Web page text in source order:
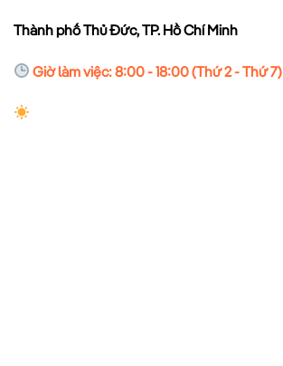
Thành phố Thủ Đức, TP. Hồ Chí Minh
Giờ làm việc: 8:00 - 18:00 (Thứ 2 - Thứ 7)